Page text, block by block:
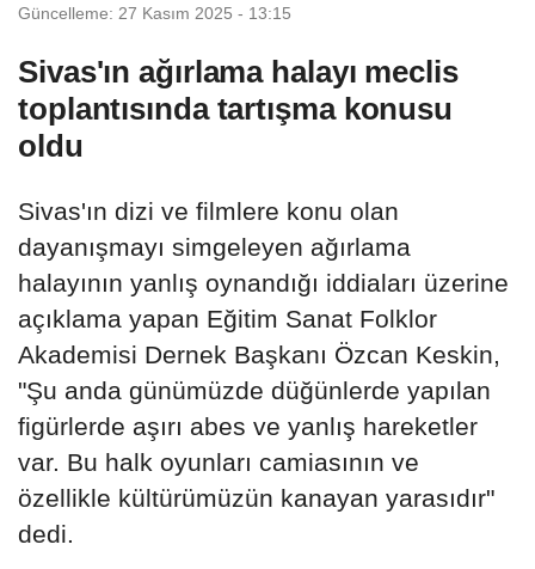
Güncelleme: 27 Kasım 2025 - 13:15
Sivas'ın ağırlama halayı meclis
toplantısında tartışma konusu
oldu
Sivas'ın dizi ve filmlere konu olan
dayanışmayı simgeleyen ağırlama
halayının yanlış oynandığı iddiaları üzerine
açıklama yapan Eğitim Sanat Folklor
Akademisi Dernek Başkanı Özcan Keskin,
"Şu anda günümüzde düğünlerde yapılan
figürlerde aşırı abes ve yanlış hareketler
var. Bu halk oyunları camiasının ve
özellikle kültürümüzün kanayan yarasıdır"
dedi.